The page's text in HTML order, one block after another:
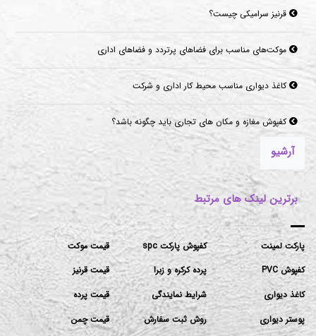
قرنیز سرامیکی چیست؟
موکت‌های مناسب برای فضاهای پرتردد و فضاهای اداری
کاغذ دیواری مناسب محیط کار اداری و شرکت
کفپوش مغازه و مکان های تجاری باید چگونه باشد؟
آرشیو
برترین لینک های مرتبط
پارکت لمینت
کفپوش PVC
کاغذ دیواری
پوستر دیواری
کفپوش پارکت spc
پرده کرکره و زبرا
شرایط نمایندگی
روش ثبت سفارش
قیمت موکت
قیمت قرنیز
قیمت پرده
قیمت چمن